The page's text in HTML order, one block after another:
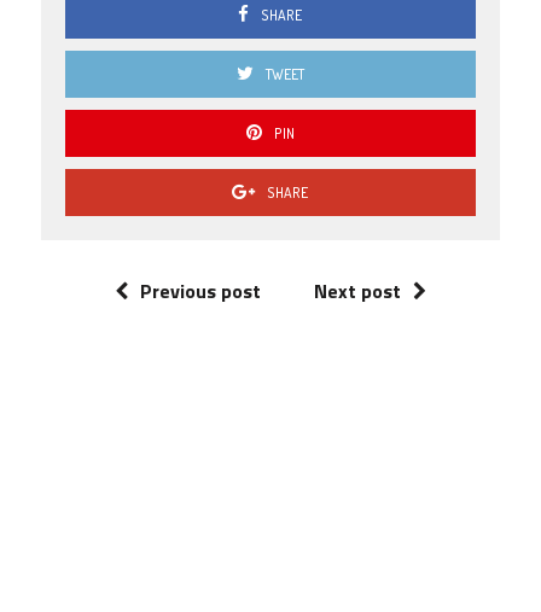
SHARE
TWEET
PIN
SHARE
Previous post Next post